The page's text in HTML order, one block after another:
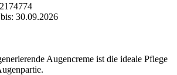
30.09.2026
Augencreme ist die ideale Pflege